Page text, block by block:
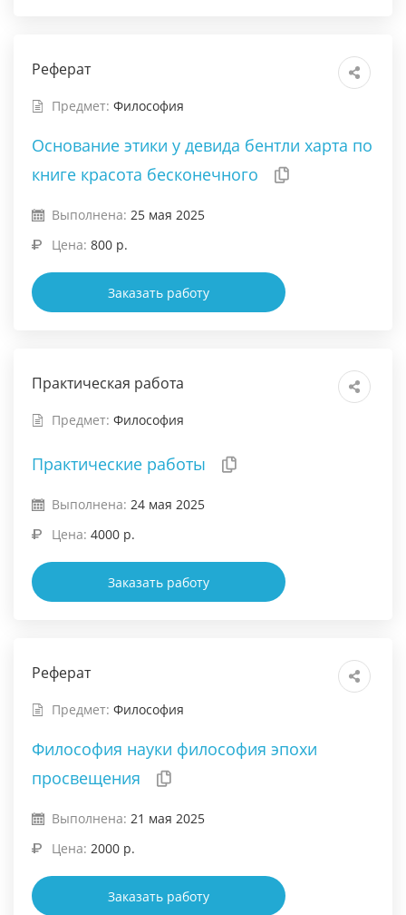
Реферат
Предмет: Философия
Основание этики у девида бентли харта по
книге красота бесконечного
Выполнена: 25 мая 2025
Цена: 800 р.
Заказать работу
Практическая работа
Предмет: Философия
Практические работы
Выполнена: 24 мая 2025
Цена: 4000 р.
Заказать работу
Реферат
Предмет: Философия
Философия науки философия эпохи
просвещения
Выполнена: 21 мая 2025
Цена: 2000 р.
Заказать работу